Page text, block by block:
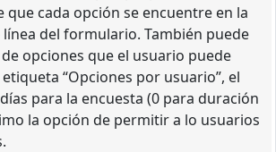
que cada opción se encuentre en la
del formulario. También puede
opciones que el usuario puede
“Opciones por usuario”, el
para la encuesta (0 para duración
la opción de permitir a lo usuarios